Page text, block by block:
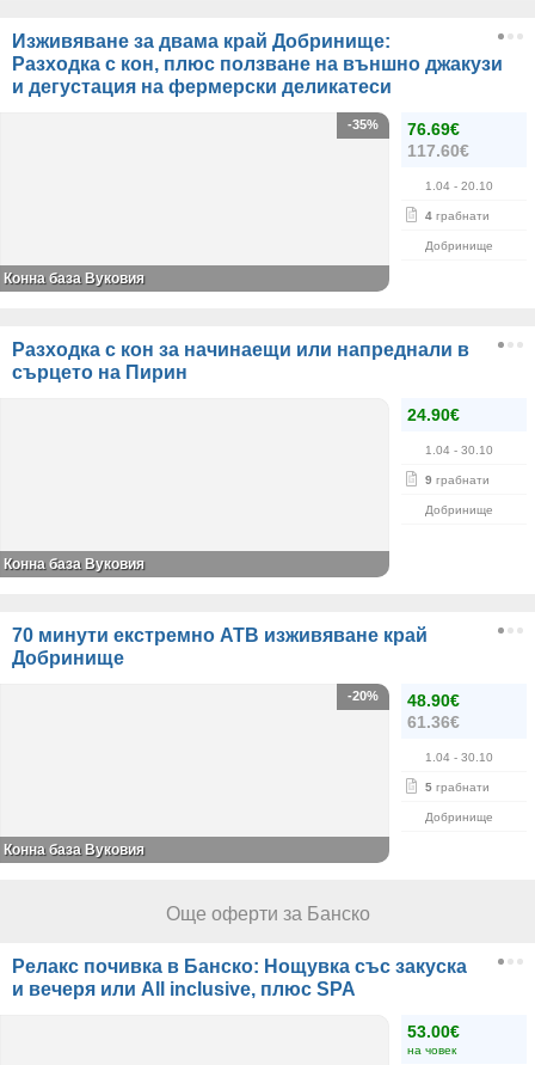
Изживяване за двама край Добринище:
Разходка с кон, плюс ползване на външно джакузи
и дегустация на фермерски деликатеси
76.69€
117.60€
1.04 - 20.10
4 грабнати
Добринище
-35%
Конна база Вуковия
Разходка с кон за начинаещи или напреднали в
сърцето на Пирин
24.90€
1.04 - 30.10
9 грабнати
Добринище
Конна база Вуковия
70 минути екстремно АТВ изживяване край
Добринище
48.90€
61.36€
1.04 - 30.10
5 грабнати
Добринище
-20%
Конна база Вуковия
Още оферти за Банско
Релакс почивка в Банско: Нощувка със закуска
и вечеря или All inclusive, плюс SPA
53.00€
на човек